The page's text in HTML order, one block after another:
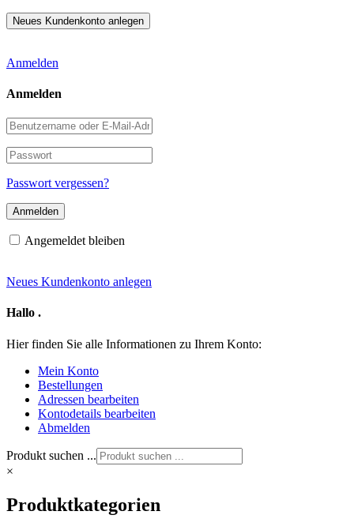
Anmelden
Anmelden
Benutzername
oder
E-
Mail-
Adresse
Passwort
Passwort vergessen?
Angemeldet bleiben
Neues Kundenkonto anlegen
Hallo .
Hier finden Sie alle Informationen zu Ihrem Konto:
Mein Konto
Bestellungen
Adressen bearbeiten
Kontodetails bearbeiten
Abmelden
Produkt suchen ...
×
Produktkategorien